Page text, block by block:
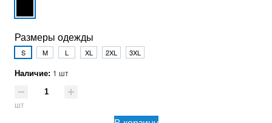
Размеры одежды
S M L XL 2XL 3XL
Наличие: 1 шт
шт